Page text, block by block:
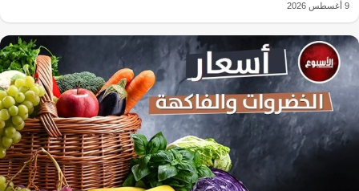
9 أغسطس 2026